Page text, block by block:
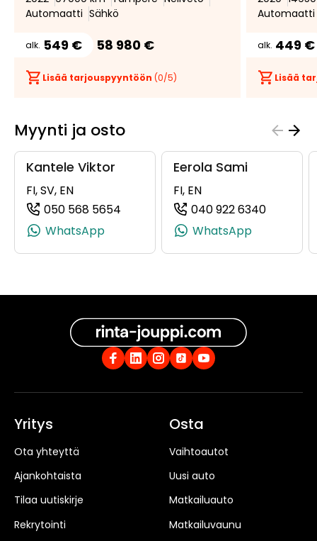
Automaatti Sähkö
alk. 549 € 58 980 €
Lisää tarjouspyyntöön (0/5)
Automaatti
alk. 449 €
Lisää
Myynti ja osto
Kantele Viktor
FI, SV, EN
050 568 5654
(+358505685654, 0505685654,
WhatsApp
Eerola Sami
FI, EN
040 922 6340
WhatsApp
Yritys
Ota yhteyttä
Ajankohtaista
Tilaa uutiskirje
Rekrytointi
Osta
Vaihtoautot
Uusi auto
Matkailuauto
Matkailuvaunu